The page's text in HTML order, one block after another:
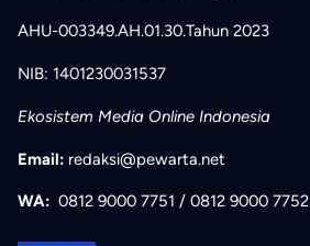
AHU-003349.AH.01.30.Tahun 2023
NIB: 1401230031537
Ekosistem Media Online Indonesia
Email: redaksi@pewarta.net
WA: 0812 9000 7751 / 0812 9000 7752